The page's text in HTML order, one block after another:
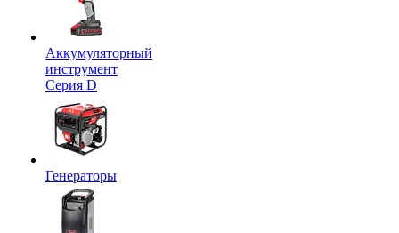
Аккумуляторный
инструмент
Серия D
Генераторы